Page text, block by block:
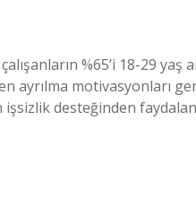
%65’i 18-29
ayrılma motivasyonları
işsizlik desteğinden